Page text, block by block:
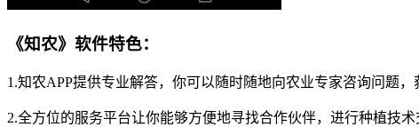
《知农》软件特色：
1.知农APP提供专业解答，你可以随时随地向农业专家咨询问题，
2.全方位的服务平台让你能够方便地寻找合作伙伴，进行种植技术